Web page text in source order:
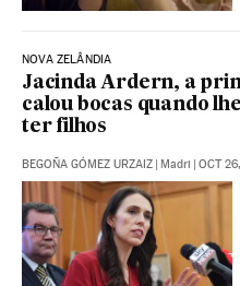
NOVA ZELÂNDIA
Jacinda Ardern, a
calou bocas quando
ter filhos
BEGOÑA GÓMEZ URZAIZ | Madri | OCT